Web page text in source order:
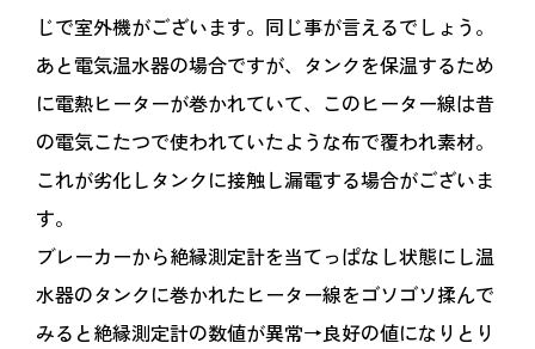
じで室外機がございます。同じ事が言えるでしょう。
あと電気温水器の場合ですが、タンクを保温するため
に電熱ヒーターが巻かれていて、このヒーター線は昔
の電気こたつで使われていたような布で覆われ素材。
これが劣化しタンクに接触し漏電する場合がございま
す。
ブレーカーから絶縁測定計を当てっぱなし状態にし温
水器のタンクに巻かれたヒーター線をゴソゴソ揉んで
みると絶縁測定計の数値が異常→良好の値になりとり